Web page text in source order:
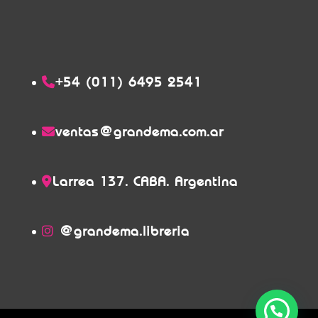
+54 (011) 6495 2541
ventas@grandema.com.ar
Larrea 137. CABA. Argentina
@grandema.libreria